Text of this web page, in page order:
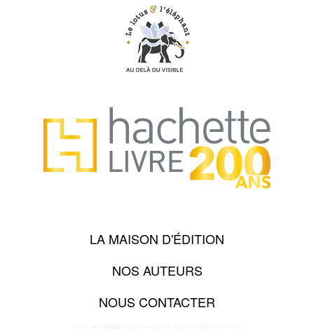
LA MAISON D'ÉDITION
NOS AUTEURS
NOUS CONTACTER